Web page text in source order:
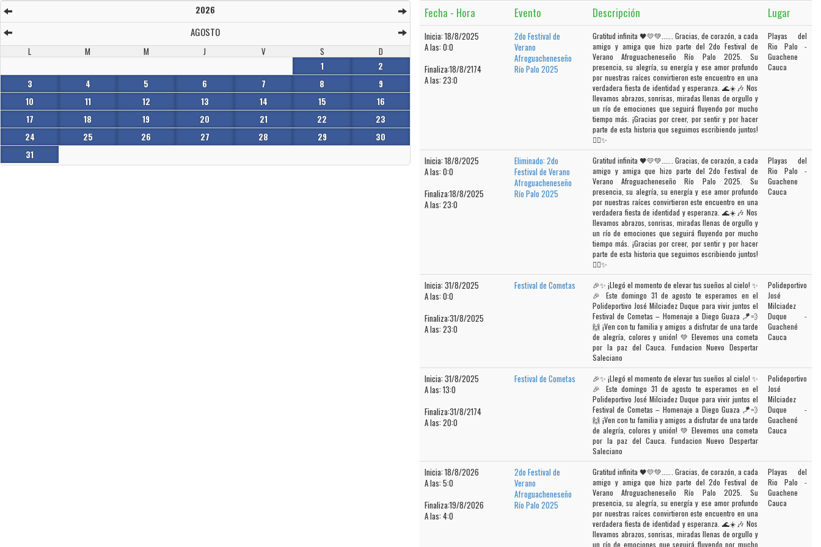
2026
AGOSTO
L M M J V S
D
1
2
3
4 5 6 7 8
9
10
11 12 13 14 15
16
17
18 19 20 21 22
23
24
25 26 27 28 29
30
31
Fecha - Hora Evento Descripción Lugar
Inicia: 18/8/2025
A las: 0:0
Finaliza:18/8/2174
A las: 23:0
2do Festival de
Verano
Afroguacheneseño
Río Palo 2025
Gratitud infinita 🖤💛💚...... Gracias, de corazón, a cada
amigo y amiga que hizo parte del 2do Festival de
Verano Afroguacheneseño Río Palo 2025. Su
presencia, su alegría, su energía y ese amor profundo
por nuestras raíces convirtieron este encuentro en una
verdadera fiesta de identidad y esperanza. 🌊☀️🎶 Nos
llevamos abrazos, sonrisas, miradas llenas de orgullo y
un río de emociones que seguirá fluyendo por mucho
tiempo más. ¡Gracias por creer, por sentir y por hacer
parte de esta historia que seguimos escribiendo juntos!
✊🏾✨
Playas del
Rio Palo -
Guachene
Cauca
Inicia: 18/8/2025
A las: 0:0
Finaliza:18/8/2025
A las: 23:0
Eliminado: 2do
Festival de Verano
Afroguacheneseño
Río Palo 2025
Gratitud infinita 🖤💛💚...... Gracias, de corazón, a cada
amigo y amiga que hizo parte del 2do Festival de
Verano Afroguacheneseño Río Palo 2025. Su
presencia, su alegría, su energía y ese amor profundo
por nuestras raíces convirtieron este encuentro en una
verdadera fiesta de identidad y esperanza. 🌊☀️🎶 Nos
llevamos abrazos, sonrisas, miradas llenas de orgullo y
un río de emociones que seguirá fluyendo por mucho
tiempo más. ¡Gracias por creer, por sentir y por hacer
parte de esta historia que seguimos escribiendo juntos!
✊🏾✨
Playas del
Rio Palo -
Guachene
Cauca
Inicia: 31/8/2025
A las: 0:0
Finaliza:31/8/2025
A las: 23:0
Festival de Cometas
🎉✨ ¡Llegó el momento de elevar tus sueños al cielo! ✨
🎉 Este domingo 31 de agosto te esperamos en el
Polideportivo José Milciadez Duque para vivir juntos el
Festival de Cometas – Homenaje a Diego Guaza 🪁💨
🙌 ¡Ven con tu familia y amigos a disfrutar de una tarde
de alegría, colores y unión! 💚 Elevemos una cometa
por la paz del Cauca. Fundacion Nuevo Despertar
Saleciano
Polideportivo
José
Milciadez
Duque -
Guachené
Cauca
Inicia: 31/8/2025
A las: 13:0
Finaliza:31/8/2174
A las: 20:0
Festival de Cometas
🎉✨ ¡Llegó el momento de elevar tus sueños al cielo! ✨
🎉 Este domingo 31 de agosto te esperamos en el
Polideportivo José Milciadez Duque para vivir juntos el
Festival de Cometas – Homenaje a Diego Guaza 🪁💨
🙌 ¡Ven con tu familia y amigos a disfrutar de una tarde
de alegría, colores y unión! 💚 Elevemos una cometa
por la paz del Cauca. Fundacion Nuevo Despertar
Saleciano
Polideportivo
José
Milciadez
Duque -
Guachené
Cauca
Inicia: 18/8/2026
A las: 5:0
Finaliza:19/8/2026
A las: 4:0
2do Festival de
Verano
Afroguacheneseño
Río Palo 2025
Gratitud infinita 🖤💛💚...... Gracias, de corazón, a cada
amigo y amiga que hizo parte del 2do Festival de
Verano Afroguacheneseño Río Palo 2025. Su
presencia, su alegría, su energía y ese amor profundo
por nuestras raíces convirtieron este encuentro en una
verdadera fiesta de identidad y esperanza. 🌊☀️🎶 Nos
llevamos abrazos, sonrisas, miradas llenas de orgullo y
un río de emociones que seguirá fluyendo por mucho
Playas del
Rio Palo -
Guachene
Cauca